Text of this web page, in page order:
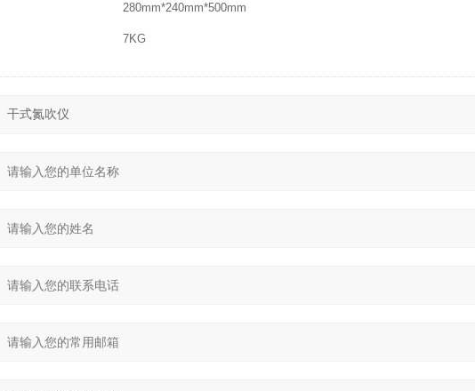
280mm*240mm*500mm
7KG